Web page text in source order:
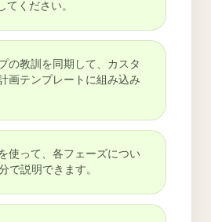
てください。
の教訓を同期して、カスタ
画テンプレートに組み込み
使って、各フェーズについ
で説明できます。